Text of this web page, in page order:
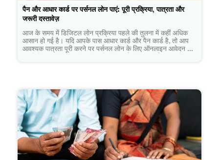
पैन और आधार कार्ड पर पर्सनल लोन पाएं: पूरी प्रक्रिया, पात्रता और
जरूरी दस्तावेज़
आज के समय में डिजिटल लोन प्रक्रिया पहले की तुलना में कहीं अधिक
आसान हो गई है। यदि आपके पास आधार कार्ड और पैन कार्ड है, तो आप
आवश्यक पात्रता पूरी करने पर पर्सनल लोन के लिए ऑनलाइन आवेदन कर